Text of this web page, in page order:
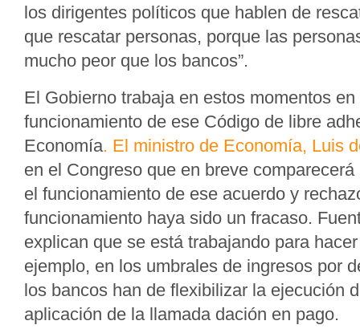
los dirigentes políticos que hablen de
que rescatar personas, porque las
mucho peor que los bancos”.
El Gobierno trabaja en estos momentos
funcionamiento de ese Código de libre
Economía. El ministro de Economía, Luis
en el Congreso que en breve
el funcionamiento de ese acuerdo y
funcionamiento haya sido un fracaso.
explican que se está trabajando para
ejemplo, en los umbrales de ingresos por
los bancos han de flexibilizar la ejecución
aplicación de la llamada dación en pago.